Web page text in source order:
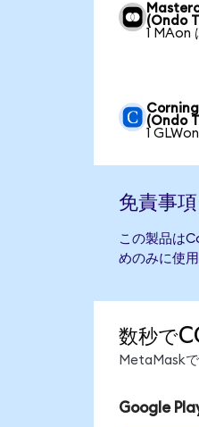
(Ondo
1 MAon
(Ondo
1
免責事項
この製品は
めのみに使用
数秒で
MetaMask
Google